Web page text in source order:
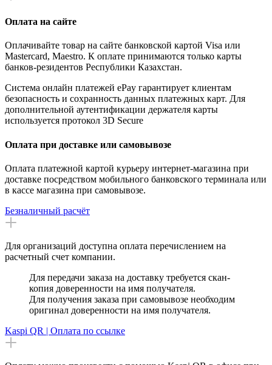
Оплата на сайте
Оплачивайте товар на сайте банковской картой Visa или
Mastercard, Maestro. К оплате принимаются только карты
банков-резидентов Республики Казахстан.
Система онлайн платежей ePay гарантирует клиентам
безопасность и сохранность данных платежных карт. Для
дополнительной аутентификации держателя карты
используется протокол 3D Secure
Оплата при доставке или самовывозе
Оплата платежной картой курьеру интернет-магазина при
доставке посредством мобильного банковского терминала или
в кассе магазина при самовывозе.
Безналичный расчёт
Для организаций доступна оплата перечислением на
расчетный счет компании.
Для передачи заказа на доставку требуется скан-
копия доверенности на имя получателя.
Для получения заказа при самовывозе необходим
оригинал доверенности на имя получателя.
Kaspi QR | Оплата по ссылке